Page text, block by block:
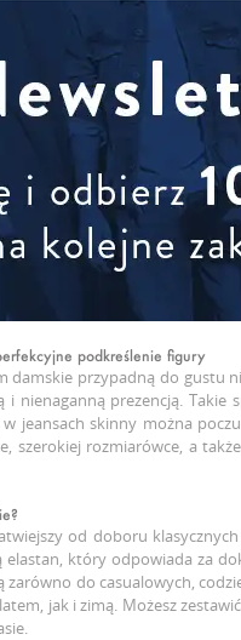
podkreślenie figury
damskie przypadną do gustu
i nienaganną prezencją.
jeansach skinny można
szerokiej rozmiarówce, a
od doboru
elastan, który odpowiada za
zarówno do casualowych,
jak i zimą. Możesz